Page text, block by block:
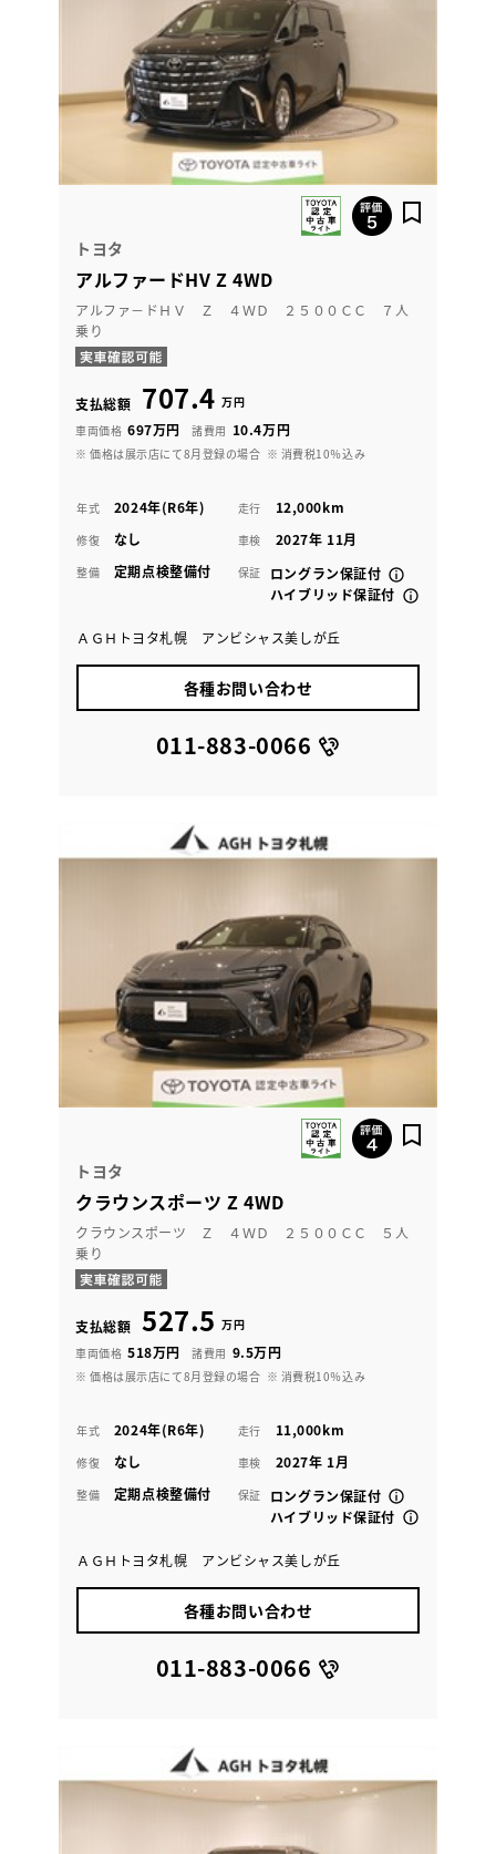
トヨタ
アルファードHV Z 4WD
アルファ－ドＨＶ Ｚ ４ＷＤ ２５００ＣＣ ７人
乗り
支払総額 707.4 万円
車両価格 697万円 諸費用 10.4万円
※ 価格は展示店にて8月登録の場合 ※ 消費税10％込み
年式 2024年(R6年) 走行 12,000km
修復 なし 車検 2027年 11月
整備 定期点検整備付 保証
ロングラン保証付
ハイブリッド保証付
ＡＧＨトヨタ札幌 アンビシャス美しが丘
各種お問い合わせ
011-883-0066
トヨタ
クラウンスポーツ Z 4WD
クラウンスポーツ Ｚ ４ＷＤ ２５００ＣＣ ５人
乗り
支払総額 527.5 万円
車両価格 518万円 諸費用 9.5万円
※ 価格は展示店にて8月登録の場合 ※ 消費税10％込み
年式 2024年(R6年) 走行 11,000km
修復 なし 車検 2027年 1月
整備 定期点検整備付 保証
ロングラン保証付
ハイブリッド保証付
ＡＧＨトヨタ札幌 アンビシャス美しが丘
各種お問い合わせ
011-883-0066